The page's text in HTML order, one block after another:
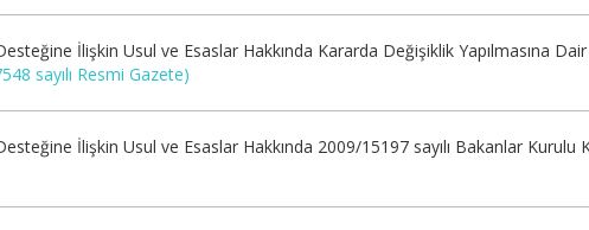
İlişkin Usul ve Esaslar Hakkında Kararda Değişiklik Yapılmasına Dair
sayılı Resmi Gazete)
İlişkin Usul ve Esaslar Hakkında 2009/15197 sayılı Bakanlar Kurulu